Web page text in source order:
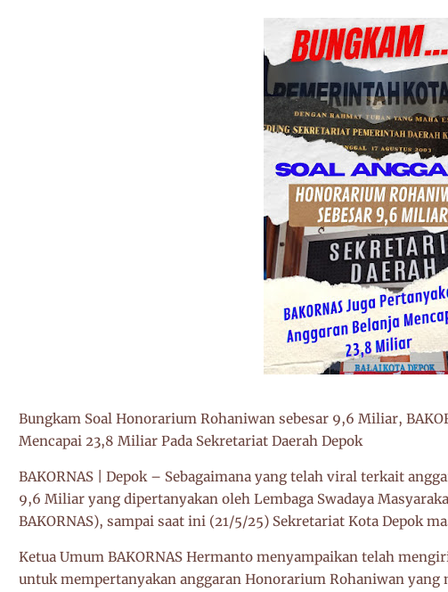
Bungkam Soal Honorarium Rohaniwan sebesar 9,6 Miliar,
Mencapai 23,8 Miliar Pada Sekretariat Daerah Depok
BAKORNAS | Depok – Sebagaimana yang telah viral terkait
9,6 Miliar yang dipertanyakan oleh Lembaga Swadaya
BAKORNAS), sampai saat ini (21/5/25) Sekretariat Kota Depok
Ketua Umum BAKORNAS Hermanto menyampaikan telah
untuk mempertanyakan anggaran Honorarium Rohaniwan